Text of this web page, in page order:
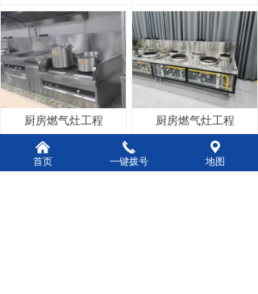
厨房燃气灶工程 厨房燃气灶工程
上一页 下一页
1/2
낀
首页
끅
一键拨号
끇
地图